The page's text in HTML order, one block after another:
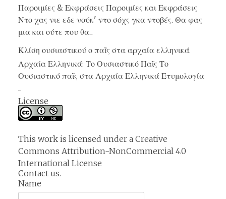
Παροιμίες & Εκφράσεις Παροιμίες και Εκφράσεις
Ντο χας νιε εδε νούκ' ντο σόχς γκα ντοβές. Θα φας
μια και ούτε που θα...
Κλίση ουσιαστικού ο παῖς στα αρχαία ελληνικά
Αρχαία Ελληνικά: Το Ουσιαστικό Παῖς Το
Ουσιαστικό παῖς στα Αρχαία Ελληνικά Ετυμολογία
...
License
This work is licensed under a Creative
Commons Attribution-NonCommercial 4.0
International License
Contact us.
Name